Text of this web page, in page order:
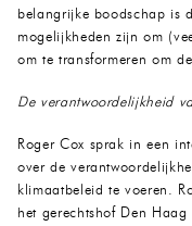
belangrijke boodschap is
mogelijkheden zijn om
om te transformeren om
De verantwoordelijkheid
Roger Cox sprak in een
over de
klimaatbeleid te voeren.
het gerechtshof Den